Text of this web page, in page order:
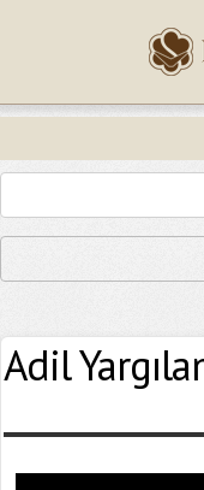
Adil
Epostanız (*)
Yaşadığınız Hatanın Ayrıntıları